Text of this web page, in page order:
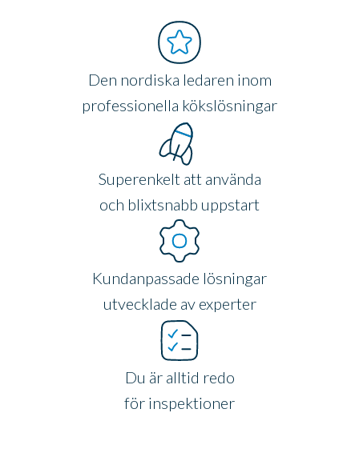
Den nordiska ledaren inom
professionella kökslösningar
Superenkelt att använda
och blixtsnabb uppstart
Kundanpassade lösningar
utvecklade av experter
Du är alltid redo
för inspektioner